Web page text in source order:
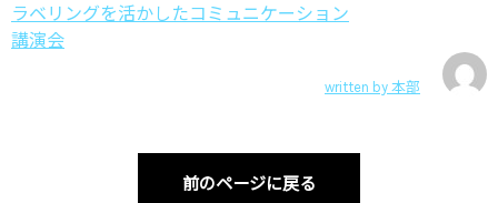
ラベリングを活かしたコミュニケーション
講演会
written by 本部
前のページに戻る